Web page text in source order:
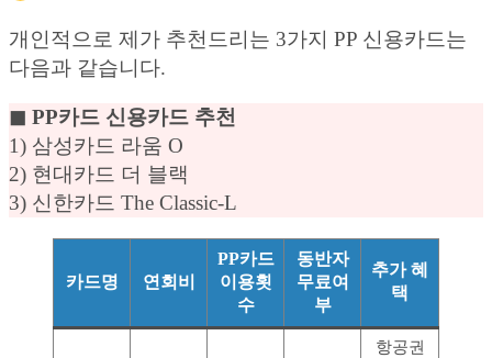
개인적으로 제가 추천드리는 3가지 PP 신용카드는
다음과 같습니다.
◼︎ PP카드 신용카드 추천
1) 삼성카드 라움 O
2) 현대카드 더 블랙
3) 신한카드 The Classic-L
카드명 연회비
PP카드
이용횟
수
동반자
무료여
부
추가 혜
택
항공권